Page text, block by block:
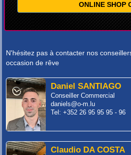
ONLINE SHOP
N'hésitez pas à contacter nos
occasion de rêve
Daniel SANTIAGO
Conseiller Commercial
daniels@o-m.lu
Tel: +352 26 95 95 95 - 96
Claudio DA COSTA